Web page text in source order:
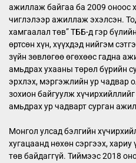
ажиллаж байгаа ба 2009 оноос
чиглэлээр ажиллаж эхэлсэн.
хамгаалал төв” ТББ-д гэр
өртсөн хүн, хүүхдэд нийгэм
зүйн зөвлөгөө өгөхөөс гадна
амьдрах ухааны төрөл бүрийн
эрхлэх, мэргэжлийн ур чадвар
зохион байгуулж
амьдрах ур чадварт сурган
Монгол улсад бэлгийн
хугацаанд нөхөн сэргээх, хариу
төв байдаггүй. Тиймээс 2018